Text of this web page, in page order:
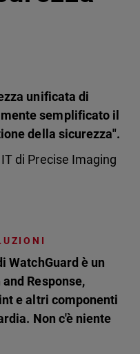
unificata di
semplificato il
della sicurezza".
di Precise Imaging
WatchGuard è un
Response,
e altri componenti
Non c'è niente